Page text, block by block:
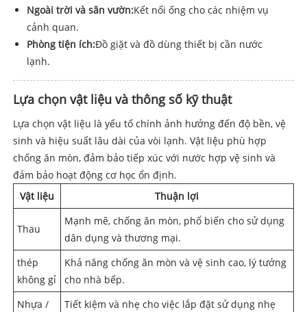
Ngoài trời và sân vườn:Kết nối ống cho các nhiệm vụ
cảnh quan.
Phòng tiện ích:Đồ giặt và đồ dùng thiết bị cần nước
lạnh.
Lựa chọn vật liệu và thông số kỹ thuật
Lựa chọn vật liệu là yếu tố chính ảnh hưởng đến độ bền, vệ
sinh và hiệu suất lâu dài của vòi lạnh. Vật liệu phù hợp
chống ăn mòn, đảm bảo tiếp xúc với nước hợp vệ sinh và
đảm bảo hoạt động cơ học ổn định.
Vật liệu
Thuận lợi
Thau
Mạnh mẽ, chống ăn mòn, phổ biến cho sử dụng
dân dụng và thương mại.
thép
không gỉ
Khả năng chống ăn mòn và vệ sinh cao, lý tưởng
cho nhà bếp.
Nhựa /
Tiết kiệm và nhẹ cho việc lắp đặt sử dụng nhẹ